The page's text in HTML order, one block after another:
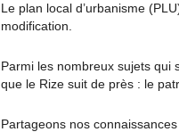
Le plan local d’urbanisme
modification.
Parmi les nombreux sujets
que le Rize suit de près : le
Partageons nos